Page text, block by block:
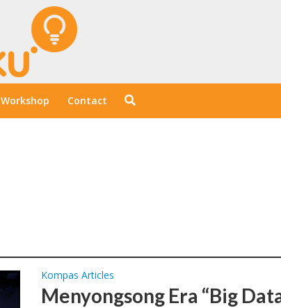
Workshop Contact
Kompas Articles
Menyongsong Era “Big